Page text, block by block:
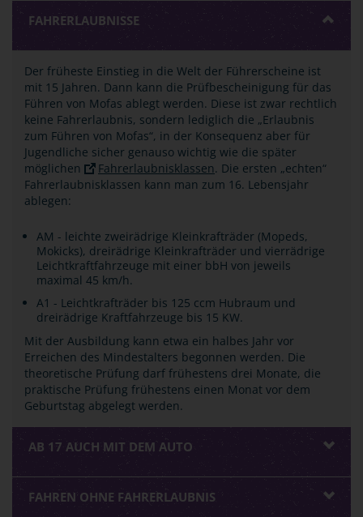
FAHRERLAUBNISSE
Der früheste Einstieg in die Welt der Führerscheine ist
mit 15 Jahren. Dann kann die Prüfbescheinigung für das
Führen von Mofas ablegt werden. Diese ist zwar rechtlich
keine Fahrerlaubnis, sondern lediglich die „Erlaubnis
zum Führen von Mofas“, in der Konsequenz aber für
Jugendliche sicher genauso wichtig wie die später
möglichen
Fahrerlaubnisklassen. Die ersten „echten“
Fahrerlaubnisklassen kann man zum 16. Lebensjahr
ablegen:
AM - leichte zweirädrige Kleinkrafträder (Mopeds,
Mokicks), dreirädrige Kleinkrafträder und vierrädrige
Leichtkraftfahrzeuge mit einer bbH von jeweils
maximal 45 km/h.
A1 - Leichtkrafträder bis 125 ccm Hubraum und
dreirädrige Kraftfahrzeuge bis 15 KW.
Mit der Ausbildung kann etwa ein halbes Jahr vor
Erreichen des Mindestalters begonnen werden. Die
theoretische Prüfung darf frühestens drei Monate, die
praktische Prüfung frühestens einen Monat vor dem
Geburtstag abgelegt werden.
AB 17 AUCH MIT DEM AUTO
FAHREN OHNE FAHRERLAUBNIS